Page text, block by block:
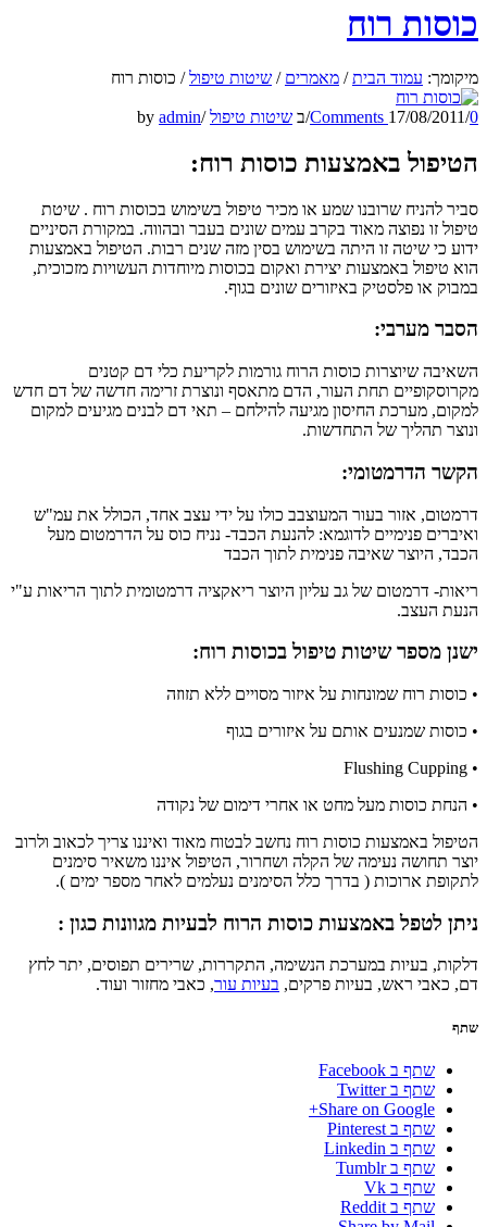
כוסות רוח
מיקומך: עמוד הבית / מאמרים / שיטות טיפול / כוסות רוח
17/08/2011/0 Comments
/ב שיטות טיפול /
by admin
הטיפול באמצעות כוסות רוח:
סביר להניח שרובנו שמע או מכיר טיפול בשימוש בכוסות רוח . שיטת
טיפול זו נפוצה מאוד בקרב עמים שונים בעבר ובהווה. במקורת הסיניים
ידוע כי שיטה זו היתה בשימוש בסין מזה שנים רבות. הטיפול באמצעות
הוא טיפול באמצעות יצירת ואקום בכוסות מיוחדות העשויות מזכוכית,
במבוק או פלסטיק באיזורים שונים בגוף.
הסבר מערבי:
השאיבה שיוצרות כוסות הרוח גורמות לקריעת כלי דם קטנים
מקרוסקופיים תחת העור, הדם מתאסף ונוצרת זרימה חדשה של דם חדש
למקום, מערכת החיסון מגיעה להילחם – תאי דם לבנים מגיעים למקום
ונוצר תהליך של התחדשות.
הקשר הדרמטומי:
דרמטום, אזור בעור המעוצבב כולו על ידי עצב אחד, הכולל את עמ"ש
ואיברים פנימיים לדוגמא: להנעת הכבד- נניח כוס על הדרמטום מעל
הכבד, היוצר שאיבה פנימית לתוך הכבד
ריאות- דרמטום של גב עליון היוצר ריאקציה דרמטומית לתוך הריאות ע"י
הנעת העצב.
ישנן מספר שיטות טיפול בכוסות רוח:
• כוסות רוח שמונחות על איזור מסויים ללא תזוזה
• כוסות שמנעים אותם על איזורים בגוף
• Flushing Cupping
• הנחת כוסות מעל מחט או אחרי דימום של נקודה
הטיפול באמצעות כוסות רוח נחשב לבטוח מאוד ואיננו צריך לכאוב ולרוב
יוצר תחושה נעימה של הקלה ושחרור, הטיפול איננו משאיר סימנים
לתקופת ארוכות ( בדרך כלל הסימנים נעלמים לאחר מספר ימים ).
ניתן לטפל באמצעות כוסות הרוח לבעיות מגוונות כגון :
דלקות, בעיות במערכת הנשימה, התקררות, שרירים תפוסים, יתר לחץ
דם, כאבי ראש, בעיות פרקים, בעיות עור, כאבי מחזור ועוד.
שתף
שתף ב Facebook
שתף ב Twitter
Share on Google+
שתף ב Pinterest
שתף ב Linkedin
שתף ב Tumblr
שתף ב Vk
שתף ב Reddit